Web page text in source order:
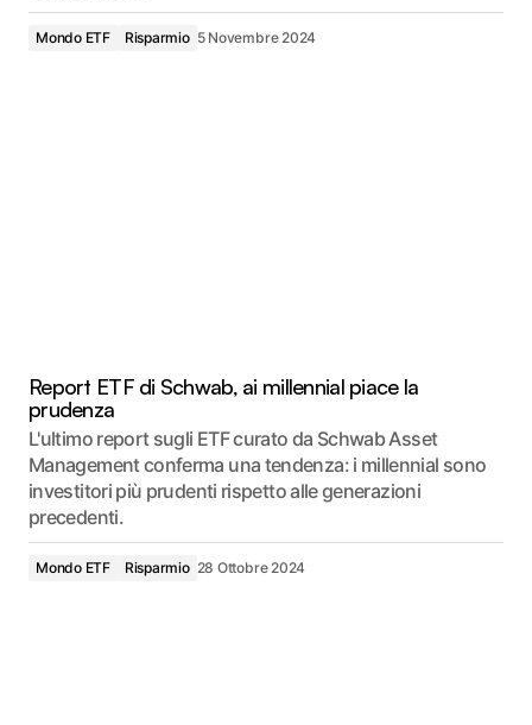
Mondo ETF Risparmio 5 Novembre 2024
Report ETF di Schwab, ai millennial piace la
prudenza
L'ultimo report sugli ETF curato da Schwab Asset
Management conferma una tendenza: i millennial sono
investitori più prudenti rispetto alle generazioni
precedenti.
Mondo ETF Risparmio 28 Ottobre 2024